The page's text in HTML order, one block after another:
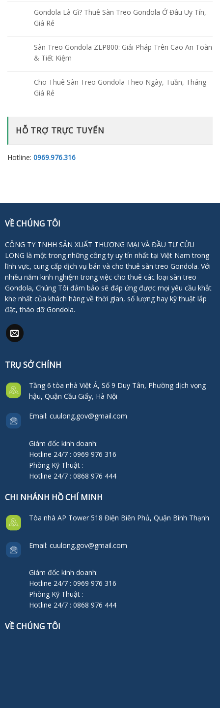
Gondola Là Gì? Thuê Sàn Treo Gondola Ở Đâu Uy Tín,
Giá Rẻ
Sàn Treo Gondola ZLP800: Giải Pháp Trên Cao An Toàn
& Tiết Kiệm
Cho Thuê Sàn Treo Gondola Theo Ngày, Tuần, Tháng
Giá Rẻ
HỖ TRỢ TRỰC TUYẾN
Hotline: 0969.976.316
VỀ CHÚNG TÔI
CÔNG TY TNHH SẢN XUẤT THƯƠNG MẠI VÀ ĐẦU TƯ CỬU
LONG là một trong những công ty uy tín nhất tại Việt Nam trong
lĩnh vực, cung cấp dịch vụ bán và cho thuê sàn treo Gondola. Với
nhiều năm kinh nghiệm trong việc cho thuê các loại sàn treo
Gondola, Chúng Tôi đảm bảo sẽ đáp ứng được mọi yêu cầu khắt
khe nhất của khách hàng về thời gian, số lượng hay kỹ thuật lắp
đặt, tháo dỡ Gondola.
TRỤ SỞ CHÍNH
Tầng 6 tòa nhà Việt Á, Số 9 Duy Tân, Phường dịch vọng
hậu, Quận Cầu Giấy, Hà Nội
Email: cuulong.gov@gmail.com
Giám đốc kinh doanh:
Hotline 24/7 : 0969 976 316
Phòng Kỹ Thuật :
Hotline 24/7 : 0868 976 444
CHI NHÁNH HỒ CHÍ MINH
Tòa nhà AP Tower 518 Điện Biên Phủ, Quận Bình Thạnh
Email: cuulong.gov@gmail.com
Giám đốc kinh doanh:
Hotline 24/7 : 0969 976 316
Phòng Kỹ Thuật :
Hotline 24/7 : 0868 976 444
VỀ CHÚNG TÔI